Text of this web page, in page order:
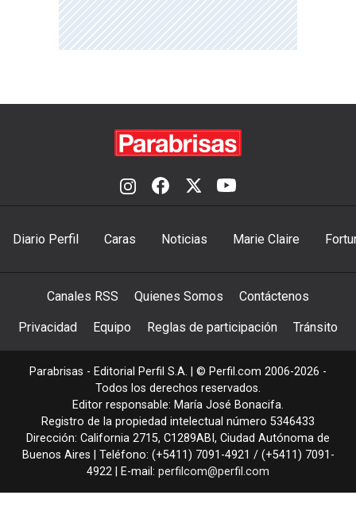
Diario Perfil Caras Noticias Marie Claire
Canales RSS Quienes Somos Contáctenos
Privacidad Equipo Reglas de participación Tránsito
Parabrisas - Editorial Perfil S.A. | © Perfil.com 2006-2026 -
Todos los derechos reservados.
Editor responsable: María José Bonacifa.
Registro de la propiedad intelectual número 5346433
Dirección: California 2715, C1289ABI , Ciudad Autónoma de
Buenos Aires | Teléfono: (+5411) 7091-4921 / (+5411) 7091-
4922 | E-mail: perfilcom@perfil.com